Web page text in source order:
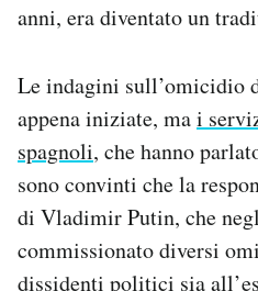
anni, era diventato un
Le indagini sull’omicidio
appena iniziate, mai
spagnoli, che hanno
sono convinti che la
di Vladimir Putin, che
commissionato diversi
dissidenti politici sia